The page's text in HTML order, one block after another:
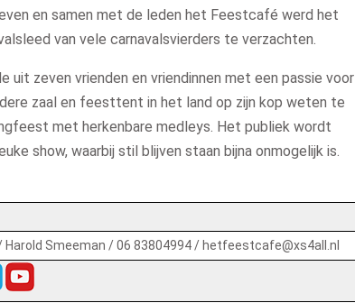
en samen met de leden het Feestcafé werd het
van vele carnavalsvierders te verzachten.
zeven vrienden en vriendinnen met een passie voor
zaal en feesttent in het land op zijn kop weten te
met herkenbare medleys. Het publiek wordt
show, waarbij stil blijven staan bijna onmogelijk is.
Smeeman / 06 83804994 / hetfeestcafe@xs4all.nl